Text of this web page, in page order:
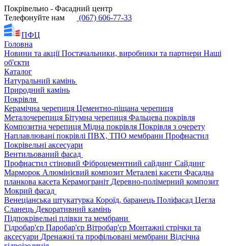
Покрівельно - Фасадний центр
Телефонуйте нам
(067) 606-77-33
ПФЦ
Головна
Новини та акціїПостачальники, виробники та партнери Наші
об'єкти
Каталог
Натуральний камінь
Природний камінь
Покрівля
Керамічна черепиця Цементно-піщана черепиця
Металочерепиця Бітумна черепиця Фальцева покрівля
Композитна черепиця Мідна покрівля Покрівля з очерету
Наплавлювані покрівлі ПВХ, ТПО мембрани Профнастил
Покрівельні аксесуари
Вентильований фасад
Профнастил стіновий Фіброцементний сайдинг Сайдинг
Марморок Алюмінієвий композит Металеві касети Фасадна
планкова касета Керамограніт Деревно-полімерний композит
Мокрий фасад
Венеціанська штукатурка Короїд, баранець Поліфасад Цегла
Сланець Декоративний камінь
Підпокрівельні плівки та мембрани
Гідробар'єр Паробар'єр Вітробар'єр Монтажні стрічки та
аксесуари Дренажні та профільовані мембрани Відсічна